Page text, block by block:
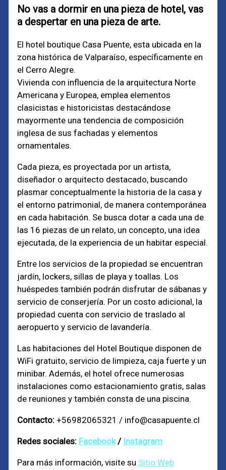
No vas a dormir en una pieza de hotel, vas
a despertar en una pieza de arte.
El hotel boutique Casa Puente, esta ubicada en la
zona histórica de Valparaíso, específicamente en
el Cerro Alegre.
Vivienda con influencia de la arquitectura Norte
Americana y Europea, emplea elementos
clasicistas e historicistas destacándose
mayormente una tendencia de composición
inglesa de sus fachadas y elementos
ornamentales.
Cada pieza, es proyectada por un artista,
diseñador o arquitecto destacado, buscando
plasmar conceptualmente la historia de la casa y
el entorno patrimonial, de manera contemporánea
en cada habitación. Se busca dotar a cada una de
las 16 piezas de un relato, un concepto, una idea
ejecutada, de la experiencia de un habitar especial.
Entre los servicios de la propiedad se encuentran
jardín, lockers, sillas de playa y toallas. Los
huéspedes también podrán disfrutar de sábanas y
servicio de conserjería. Por un costo adicional, la
propiedad cuenta con servicio de traslado al
aeropuerto y servicio de lavandería.
Las habitaciones del Hotel Boutique disponen de
WiFi gratuito, servicio de limpieza, caja fuerte y un
minibar. Además, el hotel ofrece numerosas
instalaciones como estacionamiento gratis, salas
de reuniones y también consta de una piscina.
Contacto:+56982065321 / info@casapuente.cl
Redes sociales: Facebook/ Instagram
Para más información, visite su Sitio Web